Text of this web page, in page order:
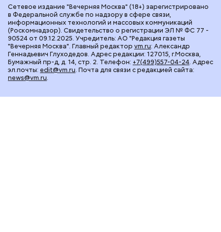
Сетевое издание "Вечерняя Москва" (18+) зарегистрировано
в Федеральной службе по надзору в сфере связи,
информационных технологий и массовых коммуникаций
(Роскомнадзор). Свидетельство о регистрации ЭЛ № ФС 77 -
90524 от 09.12.2025. Учредитель: АО "Редакция газеты
"Вечерняя Москва". Главный редактор vm.ru: Александр
Геннадьевич Глуходедов. Адрес редакции: 127015, г.Москва,
Бумажный пр-д, д. 14, стр. 2. Телефон: +7(499)557-04-24. Адрес
эл.почты: edit@vm.ru. Почта для связи с редакцией сайта:
news@vm.ru.